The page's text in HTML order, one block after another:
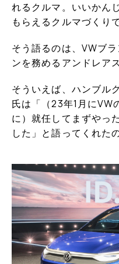
れるクルマ。いいかん
もらえるクルマづくり
そう語るのは、VWブ
ンを務めるアンドレア
そういえば、ハンブル
氏は「（23年1月にVW
に）就任してまずやっ
した」と語ってくれた